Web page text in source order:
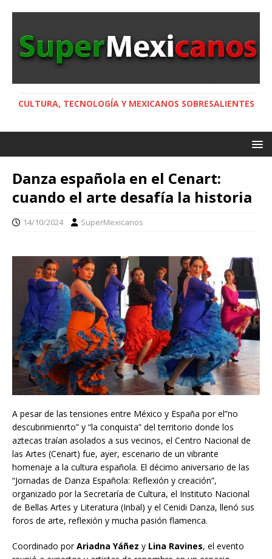
CULTURA, TECNOLOGÍA Y MEXICANOS SOBRESALIENTES
Danza española en el Cenart:
cuando el arte desafía la historia
14/10/2024 SuperMexicanos
A pesar de las tensiones entre México y España por el”no
descubrimienrto” y “la conquista” del territorio donde los
aztecas traían asolados a sus vecinos, el Centro Nacional de
las Artes (Cenart) fue, ayer, escenario de un vibrante
homenaje a la cultura española. El décimo aniversario de las
“Jornadas de Danza Española: Reflexión y creación”,
organizado por la Secretaría de Cultura, el Instituto Nacional
de Bellas Artes y Literatura (Inbal) y el Cenidi Danza, llenó sus
foros de arte, reflexión y mucha pasión flamenca.
Coordinado porAriadna Yáñez y Lina Ravines, el evento